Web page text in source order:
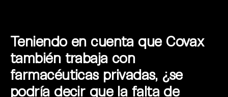
Teniendo en cuenta que Covax
también trabaja con
farmacéuticas privadas, ¿se
podría decir que la falta de